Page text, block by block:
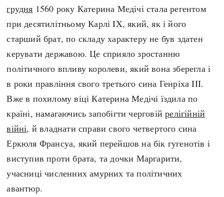
грудня 1560 року Катерина Медічі стала регентом
при десятилітньому Карлі IX, який, як і його
старший брат, по складу характеру не був здатен
керувати державою. Це сприяло зростанню
політичного впливу королеви, який вона зберегла і
в роки правління свого третього сина Генріха III.
Вже в похилому віці Катерина Медічі їздила по
країні, намагаючись запобігти черговійрелігійній
війні, й владнати справи свого четвертого сина
Еркюля Франсуа, який перейшов на бік гугенотів і
виступив проти брата, та дочки Маргарити,
учасниці численних амурних та політичних
авантюр.